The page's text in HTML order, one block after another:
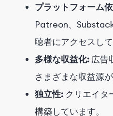
プラットフォーム
Patreon、
聴者にアクセスして
多様な収益化: 広告
さまざまな収益源
独立性: クリエイタ
構築しています。